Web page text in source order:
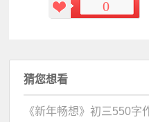
0
猜您想看
《新年畅想》初三550字